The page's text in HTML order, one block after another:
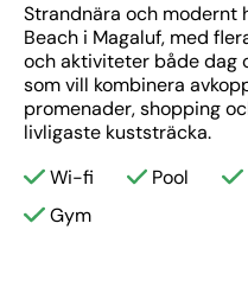
Strandnära och modernt
Beach i Magaluf, med
och aktiviteter både dag
som vill kombinera
promenader, shopping
livligaste kuststräcka.
Wi-fi
Pool
Gym